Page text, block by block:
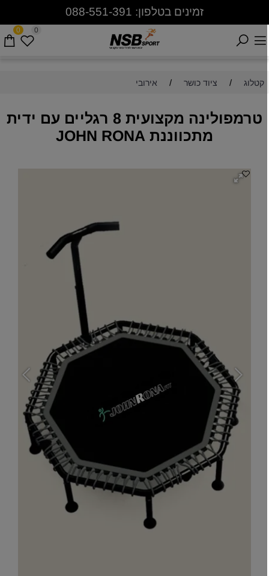
זמינים בטלפון: 088-551-391
0 0
קטלוג / ציוד כושר / אירובי
טרמפולינה מקצועית 8 רגליים עם ידית
מתכווננת JOHN RONA